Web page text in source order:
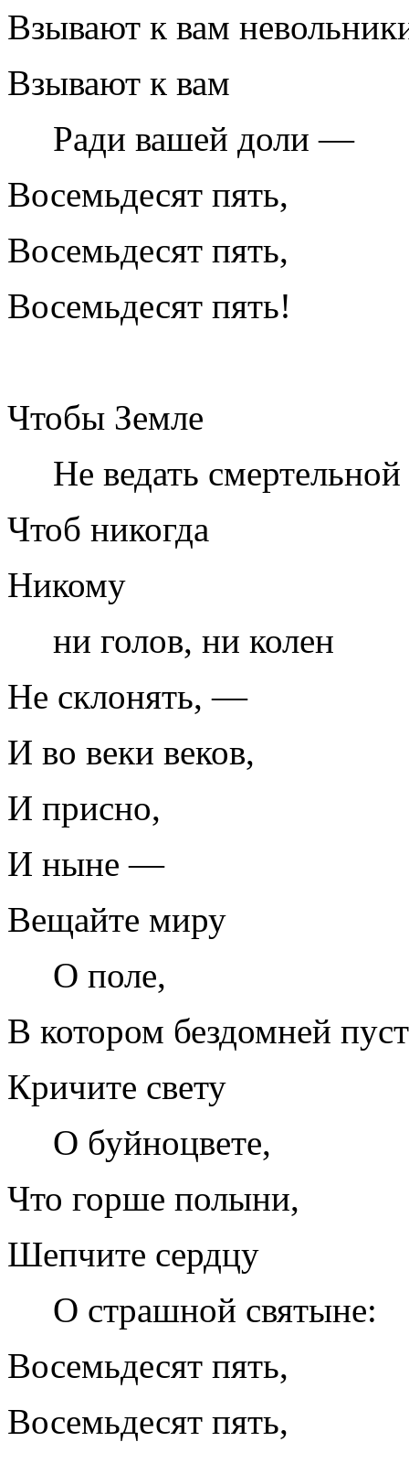
Взывают к вам
Взывают к вам
Ради вашей доли —
Восемьдесят пять,
Восемьдесят пять,
Восемьдесят пять!
Чтобы Земле
Не ведать
Чтоб никогда
Никому
ни голов, ни колен
Не склонять, —
И во веки веков,
И присно,
И ныне —
Вещайте миру
О поле,
В котором бездомней
Кричите свету
О буйноцвете,
Что горше полыни,
Шепчите сердцу
О страшной святыне:
Восемьдесят пять,
Восемьдесят пять,